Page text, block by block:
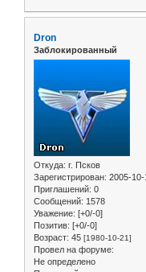
Dron
Заблокированный
Откуда: г. Псков
Зарегистрирован: 2005-10-
Приглашений: 0
Сообщений: 1578
Уважение: [+0/-0]
Позитив: [+0/-0]
Возраст: 45 [1980-10-21]
Провел на форуме:
Не определено